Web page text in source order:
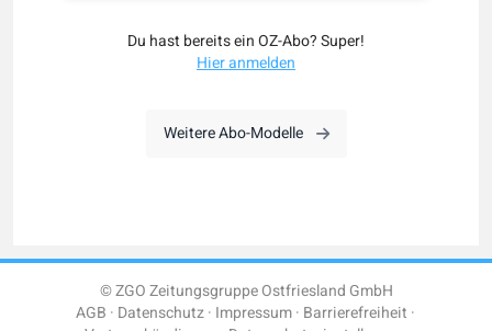
Du hast bereits ein OZ-Abo? Super!
Hier anmelden
Weitere Abo-Modelle
© ZGO Zeitungsgruppe Ostfriesland GmbH
AGB Datenschutz Impressum Barrierefreiheit